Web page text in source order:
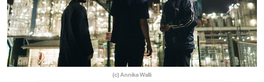
(c) Annika Walli